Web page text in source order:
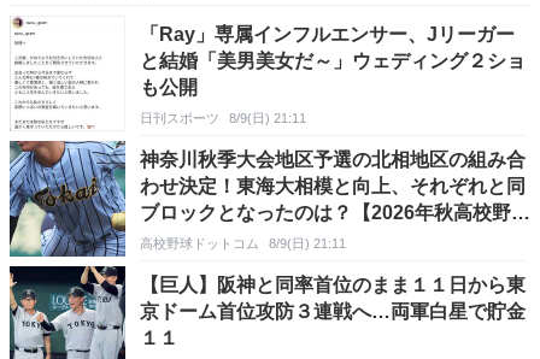
「Ray」専属インフルエンサー、Jリーガー
と結婚「美男美女だ～」ウェディング２ショ
も公開
日刊スポーツ 8/9(日) 21:11
神奈川秋季大会地区予選の北相地区の組み合
わせ決定！東海大相模と向上、それぞれと同
ブロックとなったのは？【2026年秋高校野
球】
高校野球ドットコム 8/9(日) 21:11
【巨人】阪神と同率首位のまま１１日から東
京ドーム首位攻防３連戦へ…両軍白星で貯金
１１